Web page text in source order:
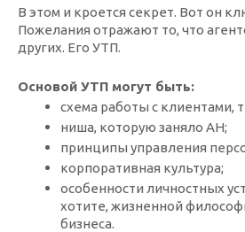
В этом и кроется секрет. Вот он
Пожелания отражают то, что
других. Его УТП.
Основой УТП могут быть:
схема работы с клиентами,
ниша, которую заняло АН;
принципы управления
корпоративная культура;
особенности личностных
хотите, жизненной
бизнеса.